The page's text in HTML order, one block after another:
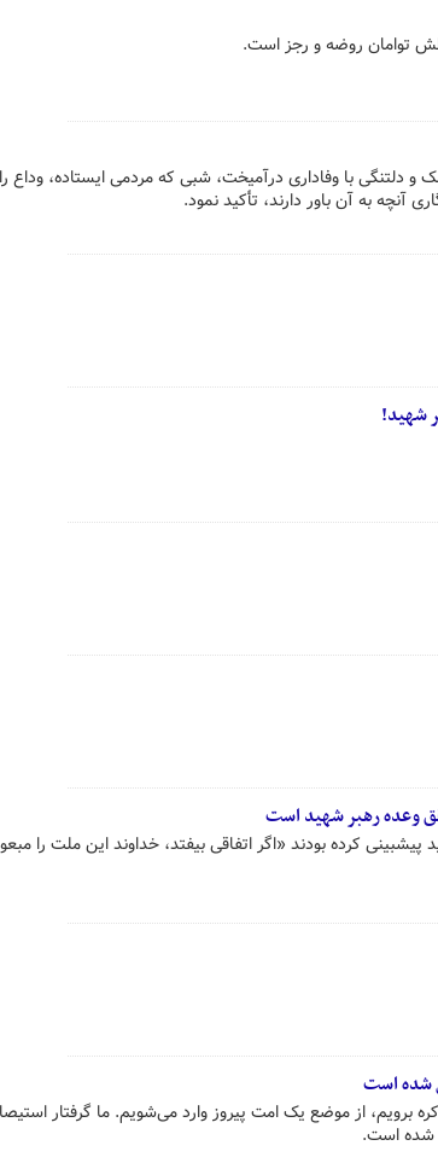
توامان روضه و رجز است.
دلتنگی با وفاداری درآمیخت، شبی که مردمی ایستاده، وداع
آنچه به آن باور دارند، تأکید نمود.
شهید!
کرده بودند «اگر اتفاقی بیفتد، خداوند این ملت را
شده است
برویم، از موضع یک امت پیروز وارد می‌شویم. ما گرفتار
شده است.